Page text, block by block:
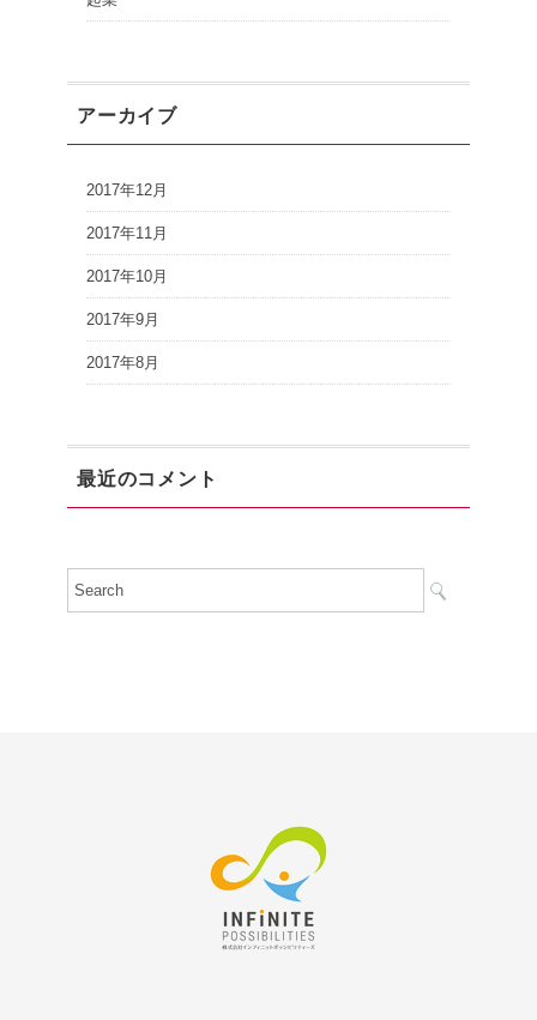
アーカイブ
2017年12月
2017年11月
2017年10月
2017年9月
2017年8月
最近のコメント